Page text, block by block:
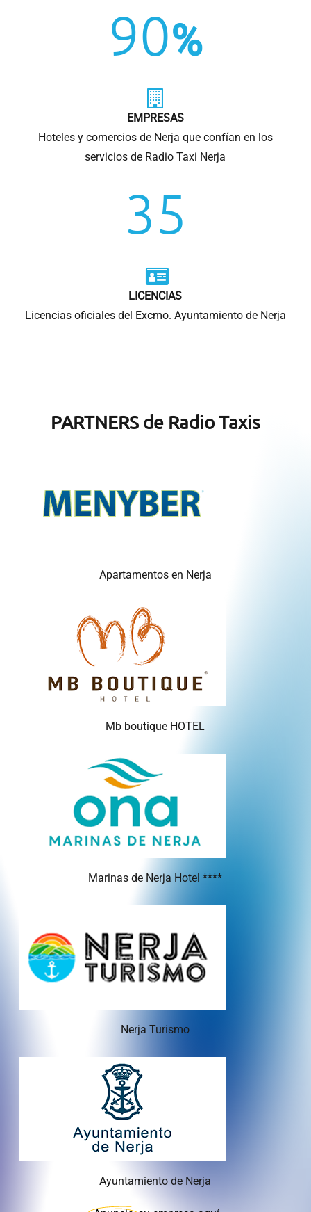
90%
EMPRESAS
Hoteles y comercios de Nerja que confían en los
servicios de Radio Taxi Nerja
35
LICENCIAS
Licencias oficiales del Excmo. Ayuntamiento de Nerja
PARTNERS de Radio Taxis
Apartamentos en Nerja
Mb boutique HOTEL
Marinas de Nerja Hotel ****
Nerja Turismo
Ayuntamiento de Nerja